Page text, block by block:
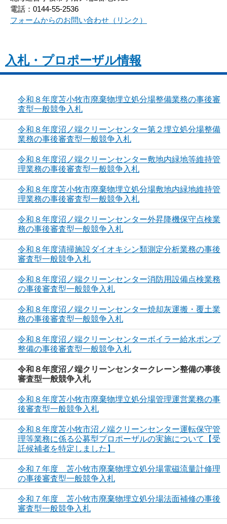
電話：0144-55-2536
フォームからのお問い合わせ（リンク）
入札・プロポーザル情報
令和８年度苫小牧市廃棄物埋立処分場整備業務の事後審
査型一般競争入札
令和８年度沼ノ端クリーンセンター第２埋立処分場整備
業務の事後審査型一般競争入札
令和８年度沼ノ端クリーンセンター敷地内緑地等維持管
理業務の事後審査型一般競争入札
令和８年度苫小牧市廃棄物埋立処分場敷地内緑地維持管
理業務の事後審査型一般競争入札
令和８年度沼ノ端クリーンセンター外昇降機保守点検業
務の事後審査型一般競争入札
令和８年度清掃施設ダイオキシン類測定分析業務の事後
審査型一般競争入札
令和８年度沼ノ端クリーンセンター消防用設備点検業務
の事後審査型一般競争入札
令和８年度沼ノ端クリーンセンター焼却灰運搬・覆土業
務の事後審査型一般競争入札
令和８年度沼ノ端クリーンセンターボイラー給水ポンプ
整備の事後審査型一般競争入札
令和８年度沼ノ端クリーンセンタークレーン整備の事後
審査型一般競争入札
令和８年度苫小牧市廃棄物埋立処分場管理運営業務の事
後審査型一般競争入札
令和８年度苫小牧市沼ノ端クリーンセンター運転保守管
理等業務に係る公募型プロポーザルの実施について【受
託候補者を特定しました】
令和７年度 苫小牧市廃棄物埋立処分場電磁流量計修理
の事後審査型一般競争入札
令和７年度 苫小牧市廃棄物埋立処分場法面補修の事後
審査型一般競争入札